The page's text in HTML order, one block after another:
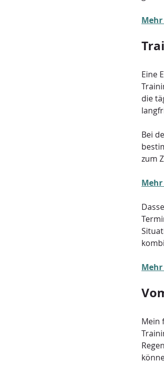
Eine
die
Bei
zum
Mein